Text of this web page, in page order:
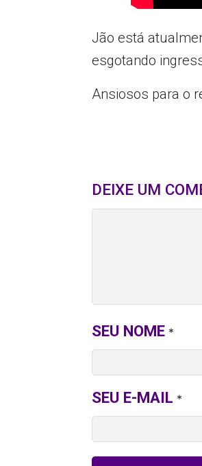
Jão está
esgotando
Ansiosos para o
DEIXE UM
SEU NOME *
SEU E-MAIL *